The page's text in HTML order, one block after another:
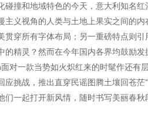
碰撞和地域特色的今天，意大利知名
主义视角的人类与土地上果实之间的
贯穿所有字体布局；另一重磅特点则
的精灵？然而在今年国内各界均鼓励
对一款当势如火炽红来的时髦作还
应挑战，推出直穿民谣图腾土壤回苍
们一起打开新风情，随时书写美丽春